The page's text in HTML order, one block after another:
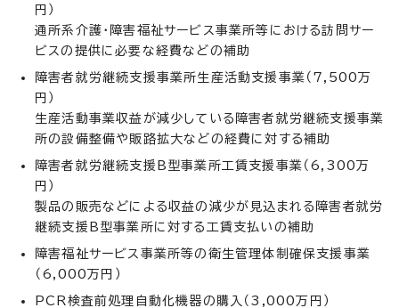
円）
通所系介護・障害福祉サービス事業所等における訪問サー
ビスの提供に必要な経費などの補助
障害者就労継続支援事業所生産活動支援事業（7,500万
円）
生産活動事業収益が減少している障害者就労継続支援事業
所の設備整備や販路拡大などの経費に対する補助
障害者就労継続支援B型事業所工賃支援事業（6,300万
円）
製品の販売などによる収益の減少が見込まれる障害者就労
継続支援B型事業所に対する工賃支払いの補助
障害福祉サービス事業所等の衛生管理体制確保支援事業
（6,000万円）
PCR検査前処理自動化機器の購入（3,000万円）